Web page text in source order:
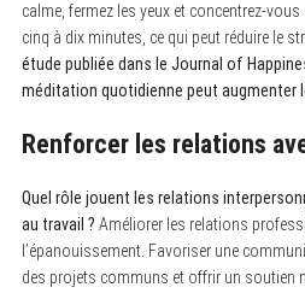
calme, fermez les yeux et concentrez-
cinq à dix minutes, ce qui peut réduire le
étude publiée dans le Journal of
méditation quotidienne peut augmenter
Renforcer les relations
Quel rôle jouent les relations
au travail ? Améliorer les relations
l’épanouissement. Favoriser une
des projets communs et offrir un soutien
e
r
c